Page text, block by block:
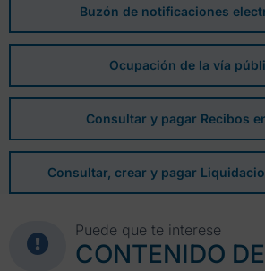
Buzón de notificaciones
Ocupación de la vía
Consultar y pagar Recibos
Consultar, crear y pagar
Puede que te interese
CONTENIDO